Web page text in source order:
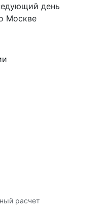
день
Москве
расчет